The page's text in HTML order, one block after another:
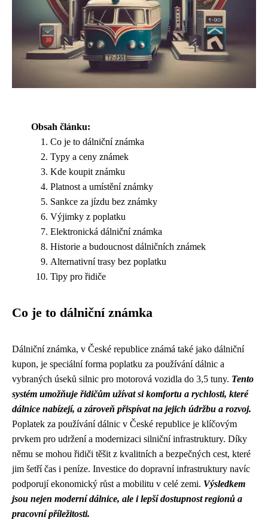
Obsah článku:
Co je to dálniční známka
Typy a ceny známek
Kde koupit známku
Platnost a umístění známky
Sankce za jízdu bez známky
Výjimky z poplatku
Elektronická dálniční známka
Historie a budoucnost dálničních známek
Alternativní trasy bez poplatku
Tipy pro řidiče
Co je to dálniční známka
Dálniční známka, v České republice známá také jako dálniční
kupon, je speciální forma poplatku za používání dálnic a
vybraných úseků silnic pro motorová vozidla do 3,5 tuny. Tento
systém umožňuje řidičům užívat si komfortu a rychlosti, které
dálnice nabízejí, a zároveň přispívat na jejich údržbu a rozvoj.
Poplatek za používání dálnic v České republice je klíčovým
prvkem pro udržení a modernizaci silniční infrastruktury. Díky
němu se mohou řidiči těšit z kvalitních a bezpečných cest, které
jim šetří čas i peníze. Investice do dopravní infrastruktury navíc
podporují ekonomický růst a mobilitu v celé zemi. Výsledkem
jsou nejen moderní dálnice, ale i lepší dostupnost regionů a
pracovní příležitosti.